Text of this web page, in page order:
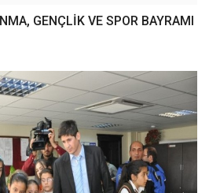
GENÇLİK VE SPOR BAYRAMI